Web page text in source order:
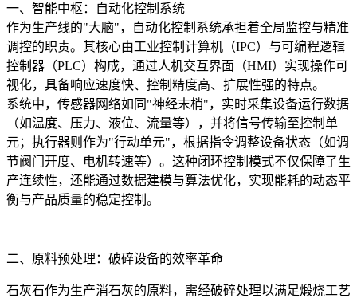
一、智能中枢：自动化控制系统
作为生产线的"大脑"，自动化控制系统承担着全局监控与精准
调控的职责。其核心由工业控制计算机（IPC）与可编程逻辑
控制器（PLC）构成，通过人机交互界面（HMI）实现操作可
视化，具备响应速度快、控制精度高、扩展性强的特点。
系统中，传感器网络如同"神经末梢"，实时采集设备运行数据
（如温度、压力、液位、流量等），并将信号传输至控制单
元；执行器则作为"行动单元"，根据指令调整设备状态（如调
节阀门开度、电机转速等）。这种闭环控制模式不仅保障了生
产连续性，还能通过数据建模与算法优化，实现能耗的动态平
衡与产品质量的稳定控制。
二、原料预处理：破碎设备的效率革命
石灰石作为生产消石灰的原料，需经破碎处理以满足煅烧工艺